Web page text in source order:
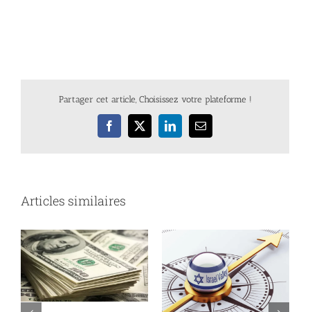
Partager cet article, Choisissez votre plateforme !
Facebook
X LinkedInEmail
Articles similaires